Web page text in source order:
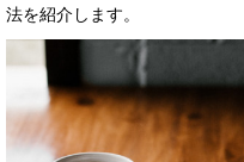
法を紹介します。